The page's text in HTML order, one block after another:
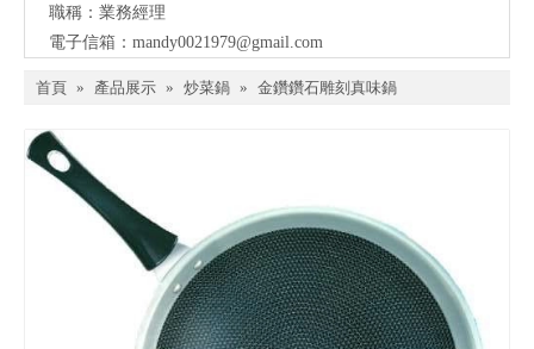
職稱：業務經理
電子信箱： mandy0021979@gmail.com
首頁 » 產品展示 » 炒菜鍋 » 金鑽鑽石雕刻真味鍋